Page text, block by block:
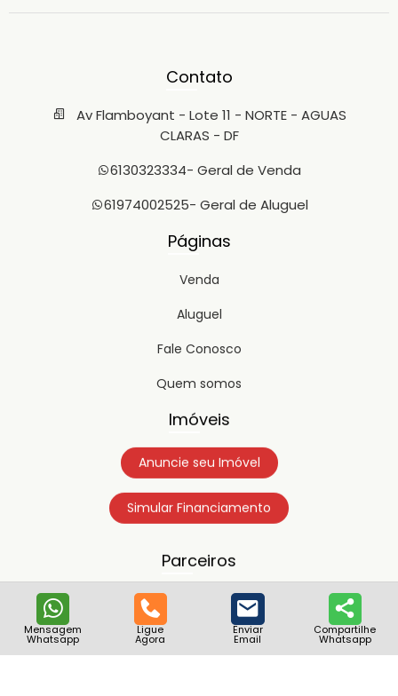
Mensagem
Whatsapp
Ligue
Agora
Enviar
Email
Compartilhe
Whatsapp
Contato
Av Flamboyant - Lote 11 - NORTE - AGUAS
CLARAS - DF
6130323334- Geral de Venda
61974002525- Geral de Aluguel
Páginas
Venda
Aluguel
Fale Conosco
Quem somos
Imóveis
Anuncie seu Imóvel
Simular Financiamento
Parceiros